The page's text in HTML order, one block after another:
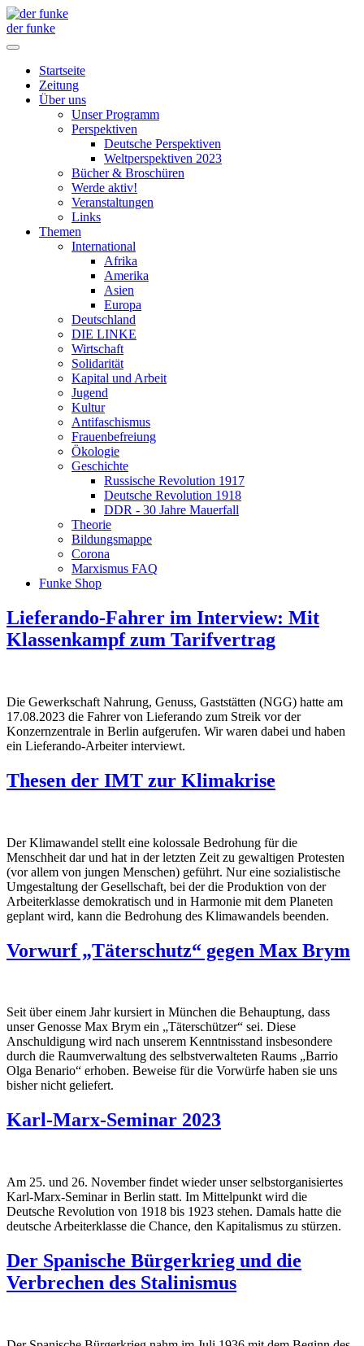
der funke
Startseite
Zeitung
Über uns
Unser Programm
Perspektiven
Deutsche Perspektiven
Weltperspektiven 2023
Bücher & Broschüren
Werde aktiv!
Veranstaltungen
Links
Themen
International
Afrika
Amerika
Asien
Europa
Deutschland
DIE LINKE
Wirtschaft
Solidarität
Kapital und Arbeit
Jugend
Kultur
Antifaschismus
Frauenbefreiung
Ökologie
Geschichte
Russische Revolution 1917
Deutsche Revolution 1918
DDR - 30 Jahre Mauerfall
Theorie
Bildungsmappe
Corona
Marxismus FAQ
Funke Shop
Lieferando-Fahrer im Interview: Mit
Klassenkampf zum Tarifvertrag
Die Gewerkschaft Nahrung, Genuss, Gaststätten (NGG) hatte am
17.08.2023 die Fahrer von Lieferando zum Streik vor der
Konzernzentrale in Berlin aufgerufen. Wir waren dabei und haben
ein Lieferando-Arbeiter interviewt.
Thesen der IMT zur Klimakrise
Der Klimawandel stellt eine kolossale Bedrohung für die
Menschheit dar und hat in der letzten Zeit zu gewaltigen Protesten
(vor allem von jungen Menschen) geführt. Nur eine sozialistische
Umgestaltung der Gesellschaft, bei der die Produktion von der
Arbeiterklasse demokratisch und in Harmonie mit dem Planeten
geplant wird, kann die Bedrohung des Klimawandels beenden.
Vorwurf „Täterschutz“ gegen Max Brym
Seit über einem Jahr kursiert in München die Behauptung, dass
unser Genosse Max Brym ein „Täterschützer“ sei. Diese
Anschuldigung wird nach unserem Kenntnisstand insbesondere
durch die Raumverwaltung des selbstverwalteten Raums „Barrio
Olga Benario“ erhoben. Beweise für die Vorwürfe haben sie uns
bisher nicht geliefert.
Karl-Marx-Seminar 2023
Am 25. und 26. November findet wieder unser selbstorganisiertes
Karl-Marx-Seminar in Berlin statt. Im Mittelpunkt wird die
Deutsche Revolution von 1918 bis 1923 stehen. Damals hatte die
deutsche Arbeiterklasse die Chance, den Kapitalismus zu stürzen.
Der Spanische Bürgerkrieg und die
Verbrechen des Stalinismus